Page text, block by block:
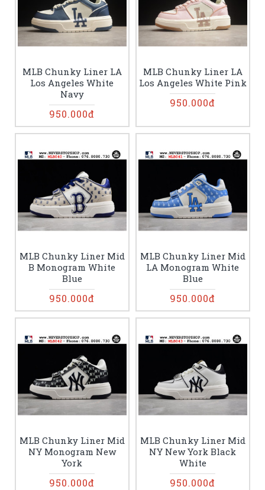
MLB Chunky Liner LA
Los Angeles White
Navy
950.000đ
MLB Chunky Liner LA
Los Angeles White Pink
950.000đ
MLB Chunky Liner Mid
B Monogram White
Blue
950.000đ
MLB Chunky Liner Mid
LA Monogram White
Blue
950.000đ
MLB Chunky Liner Mid
NY Monogram New
York
950.000đ
MLB Chunky Liner Mid
NY New York Black
White
950.000đ